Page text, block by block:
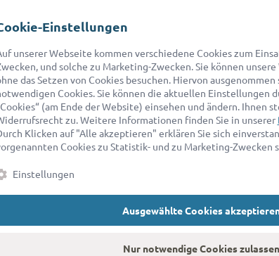
Beruflicher
Zulassung zum Rechtsanwalt
Einstellungen
unserer Webseite kommen verschiedene Cookies zum
und solche zu Marketing-Zwecken. Sie können
das Setzen von Cookies besuchen. Hiervon
Cookies. Sie können die aktuellen Einstellungen
(am Ende der Website) einsehen und ändern. Ihnen
zu. Weitere Informationen finden Sie in unserer
Klicken auf "Alle akzeptieren" erklären Sie sich
Cookies zu Statistik- und zu Marketing-Zwecken
Einstellungen
Ausgewählte Cookies
Nur notwendige Cookies zulassen